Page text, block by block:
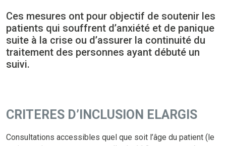
Ces mesures ont pour objectif de soutenir les
patients qui souffrent d’anxiété et de panique
suite à la crise ou d’assurer la continuité du
traitement des personnes ayant débuté un
suivi.
CRITERES D’INCLUSION ELARGIS
Consultations accessibles quel que soit l’âge du patient (le